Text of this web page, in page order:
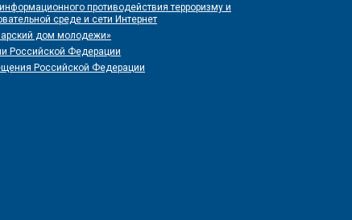
противодействия терроризму и
среде и сети Интернет
дом молодежи»
Российской Федерации
Российской Федерации